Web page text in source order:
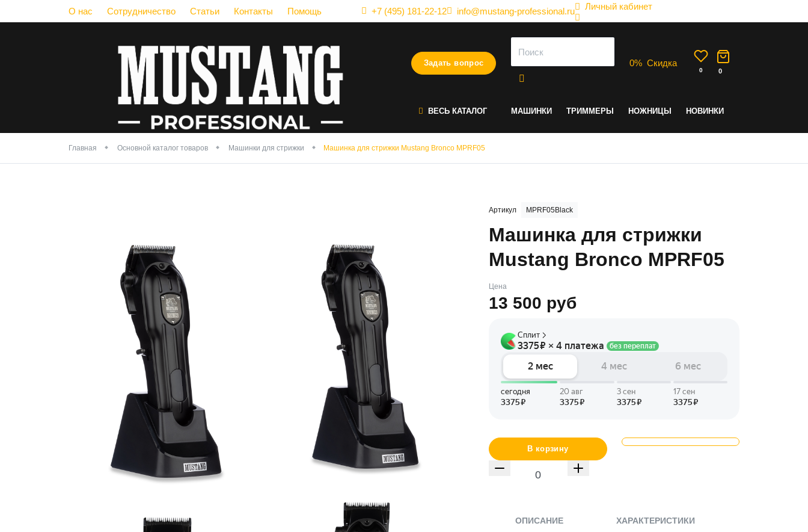
О нас Сотрудничество Статьи Контакты Помощь +7 (495) 181-22-12 info@mustang-professional.ru Личный кабинет
Задать вопрос 0% Скидка
0 0
ВЕСЬ КАТАЛОГ МАШИНКИ ТРИММЕРЫ НОЖНИЦЫ НОВИНКИ
Главная Основной каталог товаров Машинки для стрижки Машинка для стрижки Mustang Bronco MPRF05
Артикул MPRF05Black
Машинка для стрижки
Mustang Bronco MPRF05
Цена
13 500 руб
В корзину
ОПИСАНИЕ ХАРАКТЕРИСТИКИ